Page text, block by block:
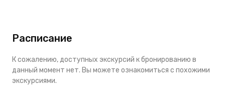
Расписание
К сожалению, доступных экскурсий к бронированию в
данный момент нет. Вы можете ознакомиться с похожими
экскурсиями.